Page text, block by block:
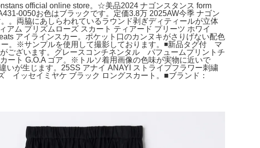
official online store。☆美品2024 ナゴンスタンス form
0050お色はブラックです。定価3.8万 2025AW今季 ナゴン
。両脇にあしらわれているラウンド剥ぎディティールが立体
ム プリズムローズ スカート ティアード プリーツ ホワイ
アイラインスカー。ポケット口のカンヌキがさりげない配色
。※サンプルを使用して撮影しております。◾️新品タグ付 マ
ざいます。グレースコンチネンタル パフュームプリントチ
ト G.O.A ゴア。※トルソ着用画像の色味が実物に近いで
いが生じます。25SS アナイ ANAYI ストライプフラワー刺繍
イッセイミヤケ ブラック ロングスカート。■ブランド：